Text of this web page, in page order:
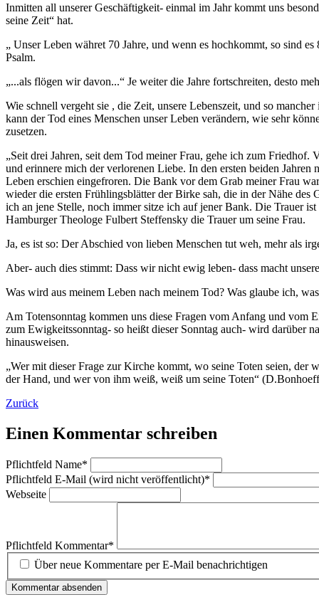
Inmitten all unserer Geschäftigkeit- einmal im Jahr kommt uns
seine Zeit“ hat.
„ Unser Leben währet 70 Jahre, und wenn es hochkommt, so sind
Psalm.
„...als flögen wir davon...“ Je weiter die Jahre fortschreiten, desto
Wie schnell vergeht sie , die Zeit, unsere Lebenszeit, und so
kann der Tod eines Menschen unser Leben verändern, wie sehr
zusetzen.
„Seit drei Jahren, seit dem Tod meiner Frau, gehe ich zum
und erinnere mich der verlorenen Liebe. In den ersten beiden
Leben erschien eingefroren. Die Bank vor dem Grab meiner Frau
wieder die ersten Frühlingsblätter der Birke sah, die in der Nähe des
ich an jene Stelle, noch immer sitze ich auf jener Bank. Die Trauer
Hamburger Theologe Fulbert Steffensky die Trauer um seine Frau.
Ja, es ist so: Der Abschied von lieben Menschen tut weh, mehr als
Aber- auch dies stimmt: Dass wir nicht ewig leben- dass macht
Was wird aus meinem Leben nach meinem Tod? Was glaube ich,
Am Totensonntag kommen uns diese Fragen vom Anfang und vom
zum Ewigkeitssonntag- so heißt dieser Sonntag auch- wird darüber
hinausweisen.
„Wer mit dieser Frage zur Kirche kommt, wo seine Toten seien,
der Hand, und wer von ihm weiß, weiß um seine Toten“
Zurück
Einen Kommentar schreiben
Pflichtfeld Name*
Pflichtfeld E-Mail (wird nicht veröffentlicht)*
Webseite
Pflichtfeld Kommentar*
Über neue Kommentare per E-Mail benachrichtigen
Kommentar absenden